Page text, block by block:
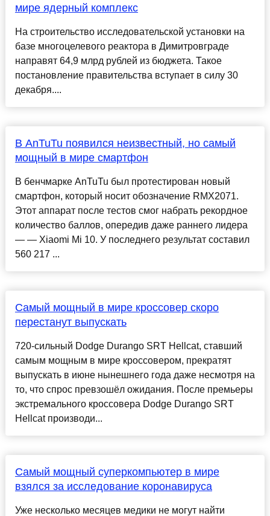
мире ядерный комплекс
На строительство исследовательской установки на
базе многоцелевого реактора в Димитровграде
направят 64,9 млрд рублей из бюджета. Такое
постановление правительства вступает в силу 30
декабря....
В AnTuTu появился неизвестный, но самый
мощный в мире смартфон
В бенчмарке AnTuTu был протестирован новый
смартфон, который носит обозначение RMX2071.
Этот аппарат после тестов смог набрать рекордное
количество баллов, опередив даже раннего лидера
— — Xiaomi Mi 10. У последнего результат составил
560 217 ...
Самый мощный в мире кроссовер скоро
перестанут выпускать
720-сильный Dodge Durango SRT Hellcat, ставший
самым мощным в мире кроссовером, прекратят
выпускать в июне нынешнего года даже несмотря на
то, что спрос превзошёл ожидания. После премьеры
экстремального кроссовера Dodge Durango SRT
Hellcat производи...
Самый мощный суперкомпьютер в мире
взялся за исследование коронавируса
Уже несколько месяцев медики не могут найти